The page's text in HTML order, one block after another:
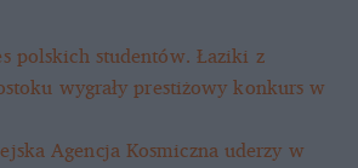
polskich studentów. Łaziki z
wygrały prestiżowy konkurs w
Agencja Kosmiczna uderzy w